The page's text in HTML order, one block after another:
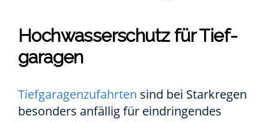
Hoch­was­ser­schutz für Tief­
ga­ra­gen
Tief­ga­ra­gen­zu­fahr­ten sind bei Stark­re­gen
beson­ders anfäl­lig für ein­drin­gen­des